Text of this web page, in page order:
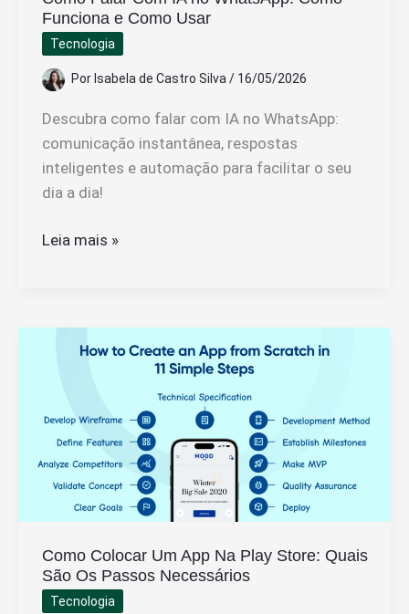
Funciona e Como Usar
Tecnologia
Por Isabela de Castro Silva / 16/05/2026
Descubra como falar com IA no WhatsApp:
comunicação instantânea, respostas
inteligentes e automação para facilitar o seu
dia a dia!
Como
Funciona
Como
Usar
Leia mais »
Como Colocar Um App Na Play Store: Quais
São Os Passos Necessários
Tecnologia